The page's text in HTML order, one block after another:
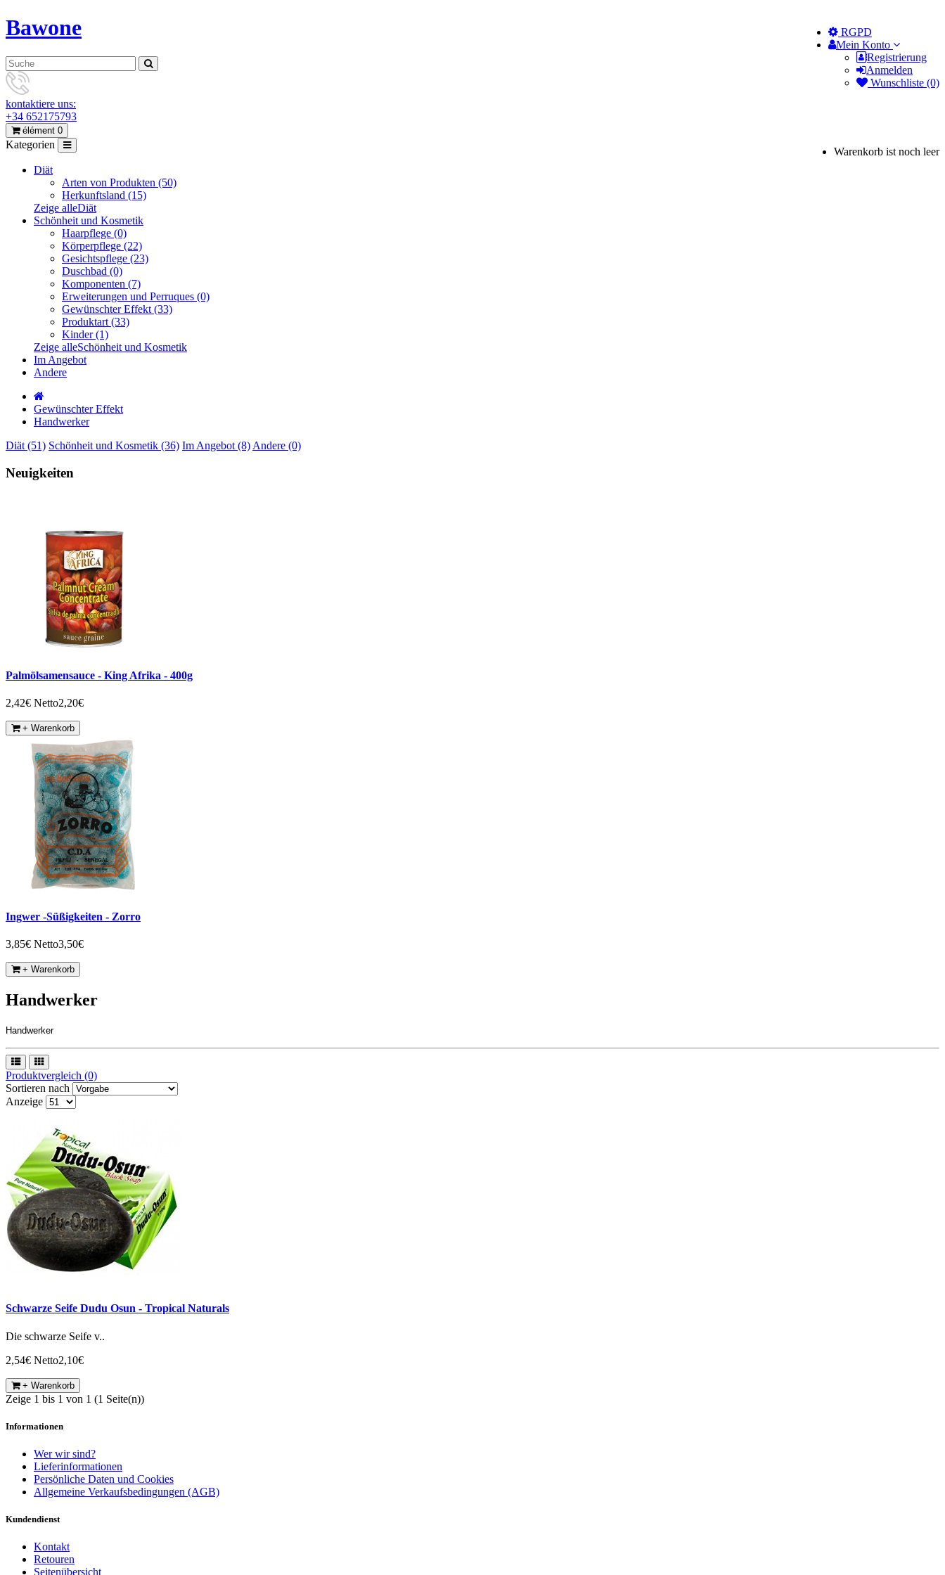
RGPD
Mein Konto
Registrierung
Anmelden
Wunschliste (0)
Bawone
kontaktiere uns:
+34 652175793
élément 0
Warenkorb ist noch leer
Kategorien
Diät
Arten von Produkten (50)
Herkunftsland (15)
Zeige alleDiät
Schönheit und Kosmetik
Haarpflege (0)
Körperpflege (22)
Gesichtspflege (23)
Duschbad (0)
Komponenten (7)
Erweiterungen und Perruques (0)
Gewünschter Effekt (33)
Produktart (33)
Kinder (1)
Zeige alleSchönheit und Kosmetik
Im Angebot
Andere
Gewünschter Effekt
Handwerker
Diät (51) Schönheit und Kosmetik (36) Im Angebot (8) Andere (0)
Neuigkeiten
Palmölsamensauce - King Afrika - 400g
2,42€ Netto2,20€
+ Warenkorb
Ingwer -Süßigkeiten - Zorro
3,85€ Netto3,50€
+ Warenkorb
Handwerker
Handwerker
Produktvergleich (0)
Sortieren nach
Anzeige
Schwarze Seife Dudu Osun - Tropical Naturals
Die schwarze Seife v..
2,54€ Netto2,10€
+ Warenkorb
Zeige 1 bis 1 von 1 (1 Seite(n))
Informationen
Wer wir sind?
Lieferinformationen
Persönliche Daten und Cookies
Allgemeine Verkaufsbedingungen (AGB)
Kundendienst
Kontakt
Retouren
Seitenübersicht